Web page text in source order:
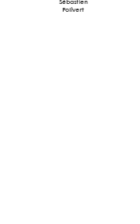
Sébastien
Poilvert